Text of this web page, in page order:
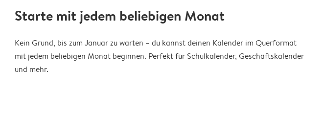
Starte mit jedem beliebigen Monat
Kein Grund, bis zum Januar zu warten – du kannst deinen Kalender im Querformat
mit jedem beliebigen Monat beginnen. Perfekt für Schulkalender, Geschäftskalender
und mehr.